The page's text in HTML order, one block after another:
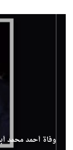
وفاة أحمد محمد